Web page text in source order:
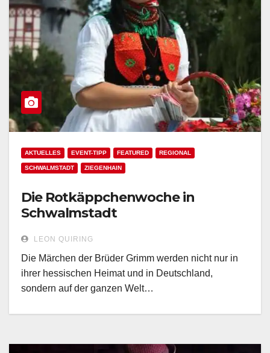
AKTUELLES EVENT-TIPP FEATURED REGIONAL
SCHWALMSTADT ZIEGENHAIN
Die Rotkäppchenwoche in
Schwalmstadt
LEON QUIRING
Die Märchen der Brüder Grimm werden nicht nur in
ihrer hessischen Heimat und in Deutschland,
sondern auf der ganzen Welt…